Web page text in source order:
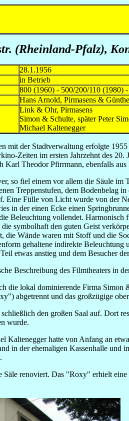
(Rheinland-Pfalz),
28.1.1956
in Betrieb
800 (1960) - 500/200/110 (1980)
Hans Arnold, Pirmasens &
Link & Ohr, Pirmasens
Simon & Schulte, später Peter
Michael Kaltenegger
mit der Stadtverwaltung erfolgte
Zeiten im ersten Jahrzehnt des
Karl Theodor Pfirrmann, ebenfalls aus
so fiel einem vor allem die Säule
Treppenstufen, dem Bodenbelag
Eine Fülle von Licht wurde von der
in der einen Ecke einen
Beleuchtung vollendet. Harmonisch
die symbolhaft den guten Geist
die Wände waren mit Stoff und die
gehaltene indirekte
etwas anstieg und dem Besucher
Beschreibung des Filmtheaters in
die lokal dominierende Firma
abgetrennt und das großzügige
den großen Saal auf. Dort
wurde.
Kaltenegger hatte von Anfang an
in der ehemaligen Kassenhalle und
Säle renoviert. Das "Roxy" erhielt